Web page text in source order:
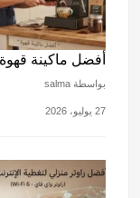
أفضل ماكينة قهوة
بواسطة salma
27 يوليو، 2026